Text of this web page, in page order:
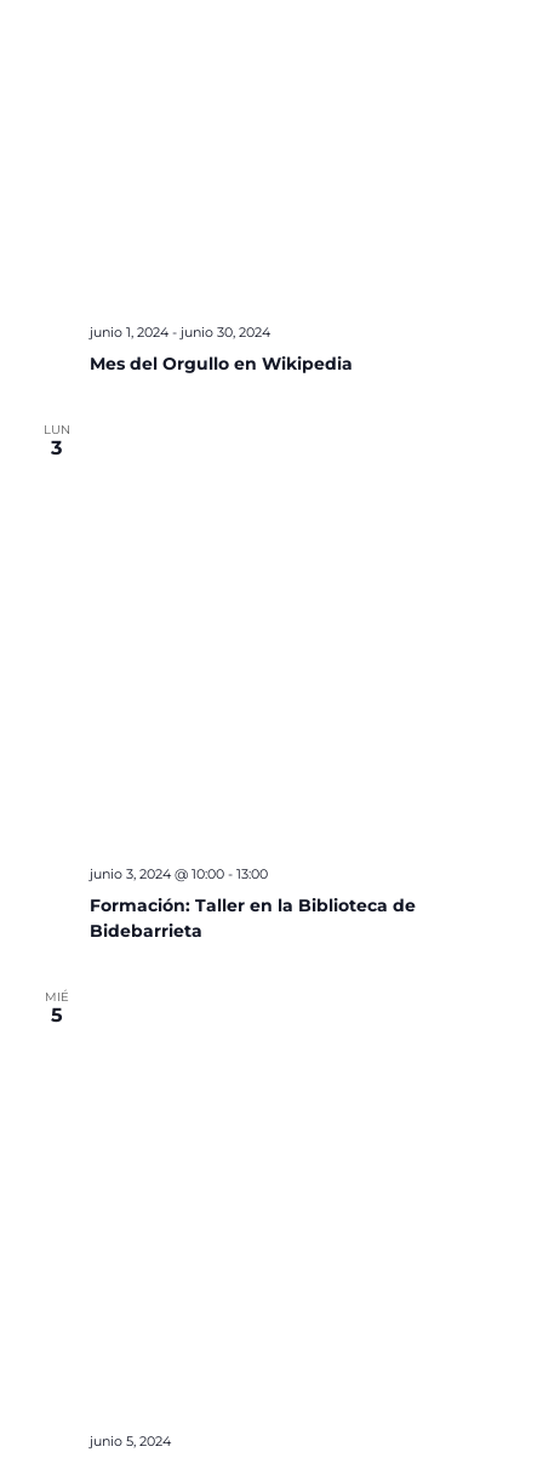
Mes del Orgullo en Wikipedia
junio 1, 2024- junio 30, 2024
LUN
3
Formación: Taller en la Biblioteca de
Bidebarrieta
junio 3, 2024 @ 10:00- 13:00
MIÉ
5
junio 5, 2024